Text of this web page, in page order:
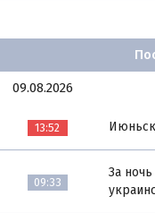
09.08.2026
13:52
09:33
За